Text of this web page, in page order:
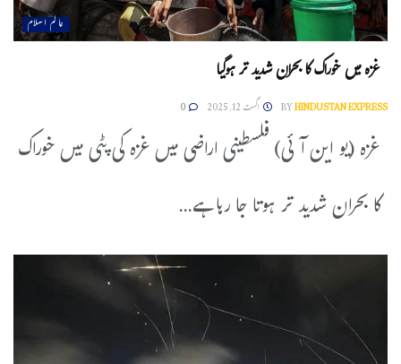
عالم اسلام
غزہ میں خوراک کا بحران شدید تر ہوگیا
BYHINDUSTAN EXPRESS اگست 12, 2025 0
غزہ (یو این آئی) فلسطینی اراضی میں غزہ کی پٹی میں خوراک
کا بحران شدید تر ہوتا جا رہا ہے...